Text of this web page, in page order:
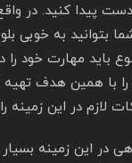
پیدا کنید. در
بتوانید به خوبی
باید مهارت خود را
با همین هدف تهیه
لازم در این زمینه
در این زمینه